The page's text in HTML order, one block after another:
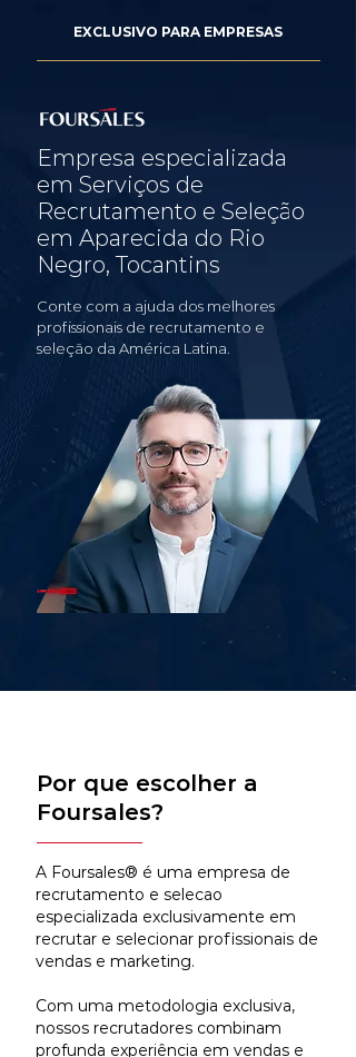
EXCLUSIVO PARA EMPRESAS
Empresa especializada
em Serviços de
Recrutamento e Seleção
em Aparecida do Rio
Negro, Tocantins
Conte com a ajuda dos melhores
profissionais de recrutamento e
seleção da América Latina.
Por que escolher a
Foursales?
A Foursales® é uma empresa de
recrutamento e selecao
especializada exclusivamente em
recrutar e selecionar profissionais de
vendas e marketing.
Com uma metodologia exclusiva,
nossos recrutadores combinam
profunda experiência em vendas e